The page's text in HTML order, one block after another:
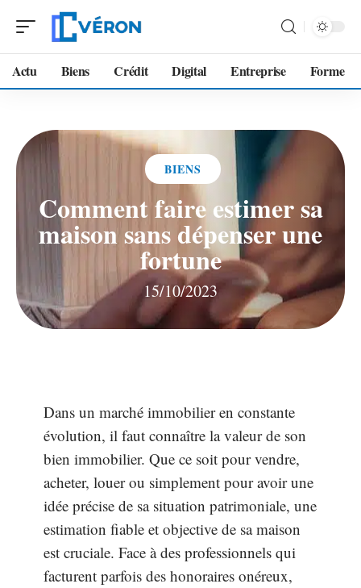
Actu Biens Crédit Digital Entreprise Forme
BIENS
Comment faire estimer sa
maison sans dépenser une
fortune
15/10/2023
Dans un marché immobilier en constante
évolution, il faut connaître la valeur de son
bien immobilier. Que ce soit pour vendre,
acheter, louer ou simplement pour avoir une
idée précise de sa situation patrimoniale, une
estimation fiable et objective de sa maison
est cruciale. Face à des professionnels qui
facturent parfois des honoraires onéreux,